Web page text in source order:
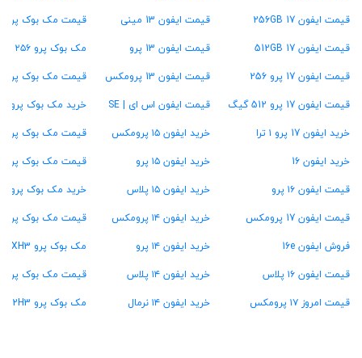
قیمت ایفون 17 256GB
قیمت ایفون 17 512GB
قیمت ایفون 17 پرو 256
قیمت ایفون 17 پرو 512 گیگ
خرید ایفون 17 پرو ۱ ترا
خرید ایفون 16
قیمت ایفون ۱۶ پرو
قیمت ایفون 17 پرومکس
فروش ایفون 16e
قیمت ایفون ۱۶ پلاس
قیمت امروز ۱۷ پرومکس
قیمت ایفون 13 مینی
قیمت ایفون 13 پرو
قیمت ایفون 13 پرومکس
قیمت ایفون اس ای | SE
خرید ایفون ۱۵ پرومکس
خرید ایفون ۱۵ پرو
خرید ایفون ۱۵ پلاس
خرید ایفون ۱۴ پرومکس
خرید ایفون ۱۴ پرو
خرید ایفون ۱۴ پلاس
خرید ایفون ۱۴ نرمال
قیمت مک بوک پرو ۱۶ اینچ
مک بوک پرو ۲۵۶ گیگ
قیمت مک بوک پرو ۵۱۲ گیگ
خرید مک بوک پرو ۱ ترابایت
قیمت مک بوک پرو ۱۶ گیگ رام
قیمت مک بوک پرو ۲۴ گیگ رام
خرید مک بوک پرو ۳۶ گیگ رام
قیمت مک بوک پرو ۴۸ گیگ رام
مک بوک پرو MXH3
قیمت مک بوک پرو MW2U3
مک بوک پرو MX2H3